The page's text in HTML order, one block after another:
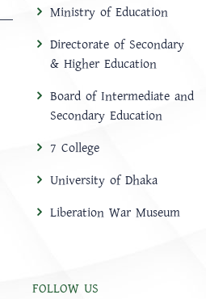
Ministry of Education
Directorate of Secondary
& Higher Education
Board of Intermediate and
Secondary Education
7 College
University of Dhaka
Liberation War Museum
FOLLOW US